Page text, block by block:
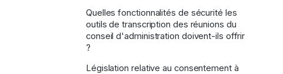
Quelles fonctionnalités de sécurité les
outils de transcription des réunions du
conseil d'administration doivent-ils offrir
?
Législation relative au consentement à